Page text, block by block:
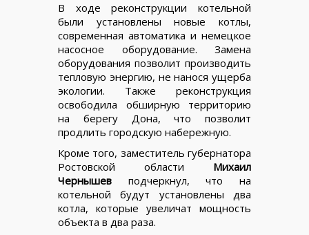
В ходе реконструкции котельной
были установлены новые котлы,
современная автоматика и немецкое
насосное оборудование. Замена
оборудования позволит производить
тепловую энергию, не нанося ущерба
экологии. Также реконструкция
освободила обширную территорию
на берегу Дона, что позволит
продлить городскую набережную.
Кроме того, заместитель губернатора
Ростовской области Михаил
Чернышев подчеркнул, что на
котельной будут установлены два
котла, которые увеличат мощность
объекта в два раза.